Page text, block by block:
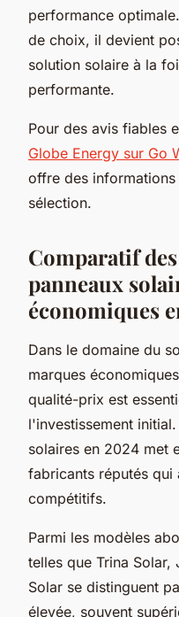
performance
de choix, il devient
solution solaire à la
performante.
Pour des avis fiables
Globe Energy sur Go
offre des
sélection.
Comparatif
panneaux
économiques
Dans le domaine du
marques
qualité-prix est
l'investissement
solaires en 2024 met
fabricants réputés
compétitifs.
Parmi les modèles
telles que Trina Solar,
Solar se distinguent
élevée, souvent